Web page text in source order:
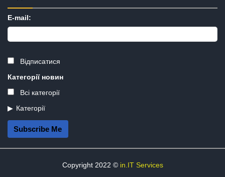
E-mail:
Відписатися
Категорії новин
Всі категорії
Категорії
Subscribe Me
Copyright 2022 © in.IT Services